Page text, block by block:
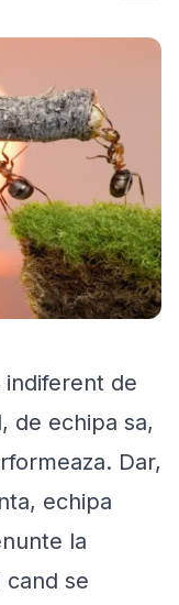
indiferent de
de echipa sa,
Dar,
echipa
la
cand se